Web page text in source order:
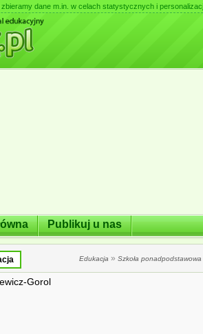
dane m.in. w celach statystycznych i
Publikuj u nas
Edukacja » Szkoła ponadpodstawowa
Gorol